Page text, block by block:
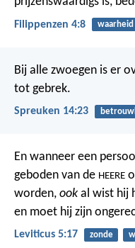
Filippenzen 4:8 waarheid
Bij alle zwoegen is er
tot gebrek.
Spreuken 14:23
En wanneer een
geboden van de HEERE
worden, ook al wist hij
en moet hij zijn
Leviticus 5:17 zonde